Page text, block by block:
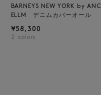
BARNEYS NEW YORK by ANC
ELLM デニムカバーオール
¥58,300
2 colors